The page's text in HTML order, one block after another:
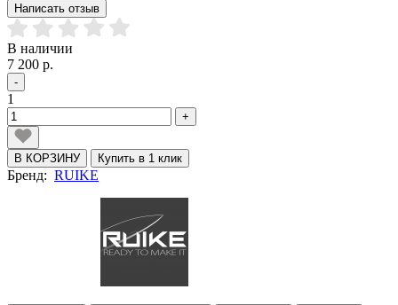
Написать отзыв
В наличии
7 200 р.
-
1
+
В КОРЗИНУ Купить в 1 клик
Бренд: RUIKE